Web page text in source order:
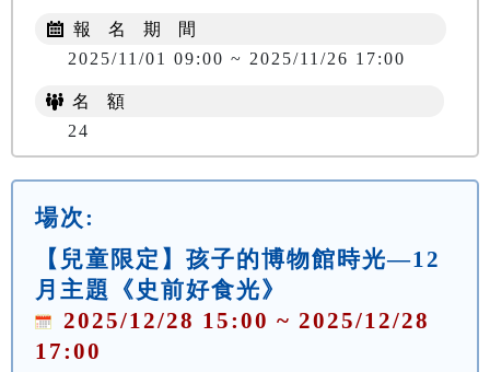
報 名 期 間
2025/11/01 09:00 ~ 2025/11/26 17:00
名 額
24
場次:
【兒童限定】孩子的博物館時光—12
月主題《史前好食光》
2025/12/28 15:00 ~ 2025/12/28
17:00